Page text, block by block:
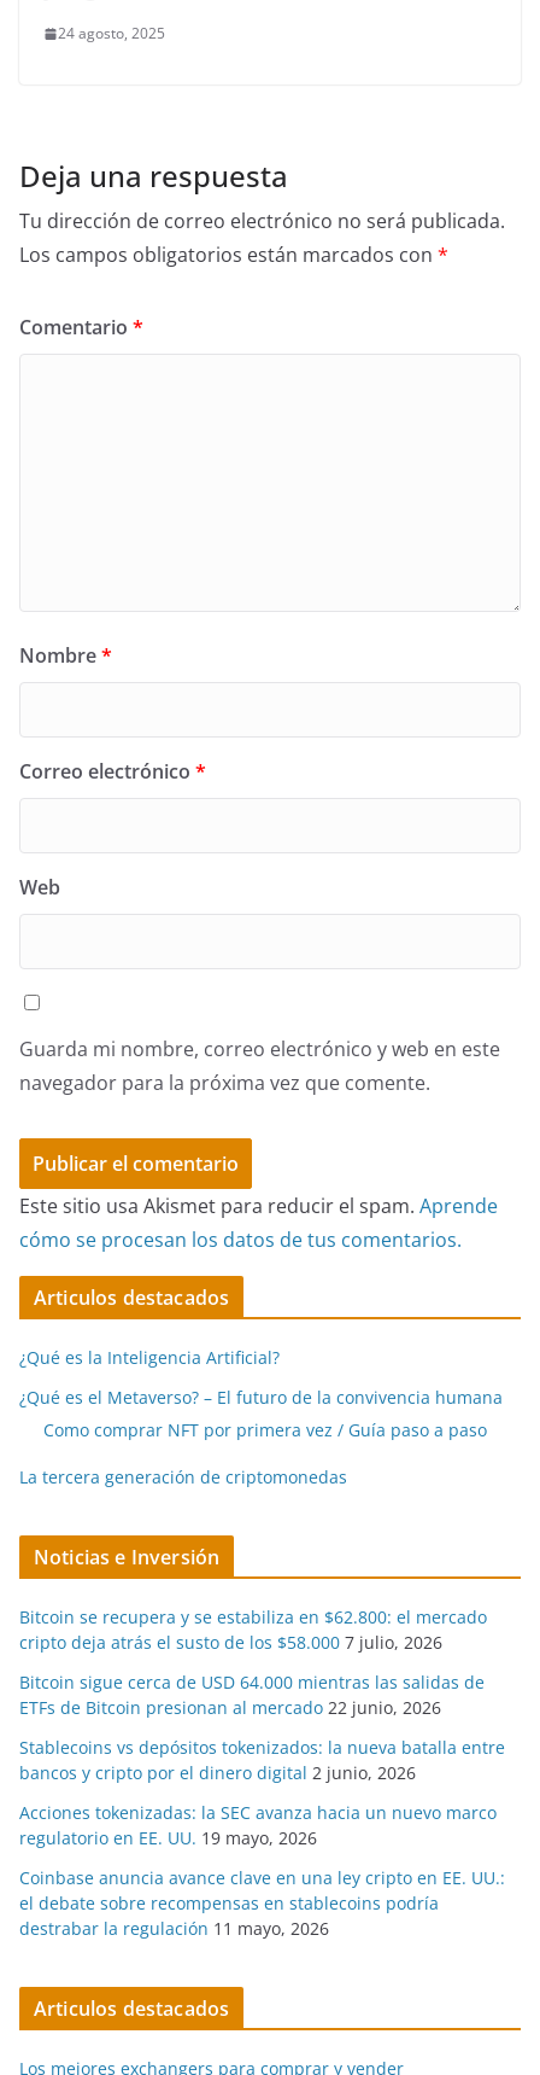
24 agosto, 2025
Deja una respuesta
Tu dirección de correo electrónico no será publicada.
Los campos obligatorios están marcados con *
Comentario *
Nombre*
Correo electrónico *
Web
Guarda mi nombre, correo electrónico y web en este
navegador para la próxima vez que comente.
Este sitio usa Akismet para reducir el spam. Aprende
cómo se procesan los datos de tus comentarios.
Articulos destacados
¿Qué es la Inteligencia Artificial?
¿Qué es el Metaverso? – El futuro de la convivencia humana
Como comprar NFT por primera vez / Guía paso a paso
La tercera generación de criptomonedas
Noticias e Inversión
Bitcoin se recupera y se estabiliza en $62.800: el mercado
cripto deja atrás el susto de los $58.000 7 julio, 2026
Bitcoin sigue cerca de USD 64.000 mientras las salidas de
ETFs de Bitcoin presionan al mercado 22 junio, 2026
Stablecoins vs depósitos tokenizados: la nueva batalla entre
bancos y cripto por el dinero digital 2 junio, 2026
Acciones tokenizadas: la SEC avanza hacia un nuevo marco
regulatorio en EE. UU. 19 mayo, 2026
Coinbase anuncia avance clave en una ley cripto en EE. UU.:
el debate sobre recompensas en stablecoins podría
destrabar la regulación 11 mayo, 2026
Articulos destacados
Los mejores exchangers para comprar y vender